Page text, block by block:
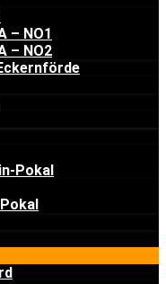
– NO1
– NO2
Pokal